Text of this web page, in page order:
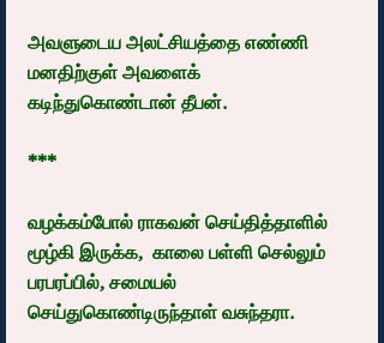
அவளுடைய அலட்சியத்தை எண்ணி
மனதிற்குள் அவளைக்
கடிந்துகொண்டான் தீபன்.
***
வழக்கம்போல் ராகவன் செய்தித்தாளில்
மூழ்கி இருக்க,  காலை பள்ளி செல்லும்
பரபரப்பில், சமையல்
செய்துகொண்டிருந்தாள் வசுந்தரா.